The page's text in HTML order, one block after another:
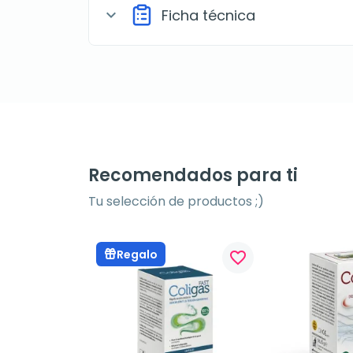
expand_more Ficha técnica
Recomendados para ti
Tu selección de productos ;)
Regalo favorite_border